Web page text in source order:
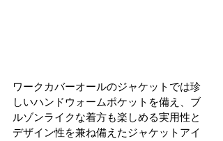
ワークカバーオールのジャケットでは珍
しいハンドウォームポケットを備え、ブ
ルゾンライクな着方も楽しめる実用性と
デザイン性を兼ね備えたジャケットアイ